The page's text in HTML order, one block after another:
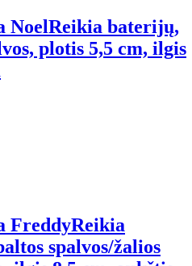
NoelReikia baterijų,
plotis 5,5 cm, ilgis
FreddyReikia
spalvos/žalios